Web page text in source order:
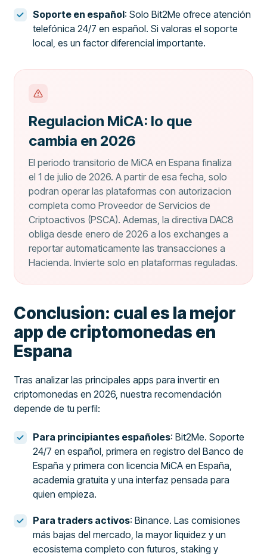
Soporte en español: Solo Bit2Me ofrece atención
telefónica 24/7 en español. Si valoras el soporte
local, es un factor diferencial importante.
Regulacion MiCA: lo que
cambia en 2026
El periodo transitorio de MiCA en Espana finaliza
el 1 de julio de 2026. A partir de esa fecha, solo
podran operar las plataformas con autorizacion
completa como Proveedor de Servicios de
Criptoactivos (PSCA). Ademas, la directiva DAC8
obliga desde enero de 2026 a los exchanges a
reportar automaticamente las transacciones a
Hacienda. Invierte solo en plataformas reguladas.
Conclusion: cual es la mejor
app de criptomonedas en
Espana
Tras analizar las principales apps para invertir en
criptomonedas en 2026, nuestra recomendación
depende de tu perfil:
Para principiantes españoles: Bit2Me. Soporte
24/7 en español, primera en registro del Banco de
España y primera con licencia MiCA en España,
academia gratuita y una interfaz pensada para
quien empieza.
Para traders activos: Binance. Las comisiones
más bajas del mercado, la mayor liquidez y un
ecosistema completo con futuros, staking y